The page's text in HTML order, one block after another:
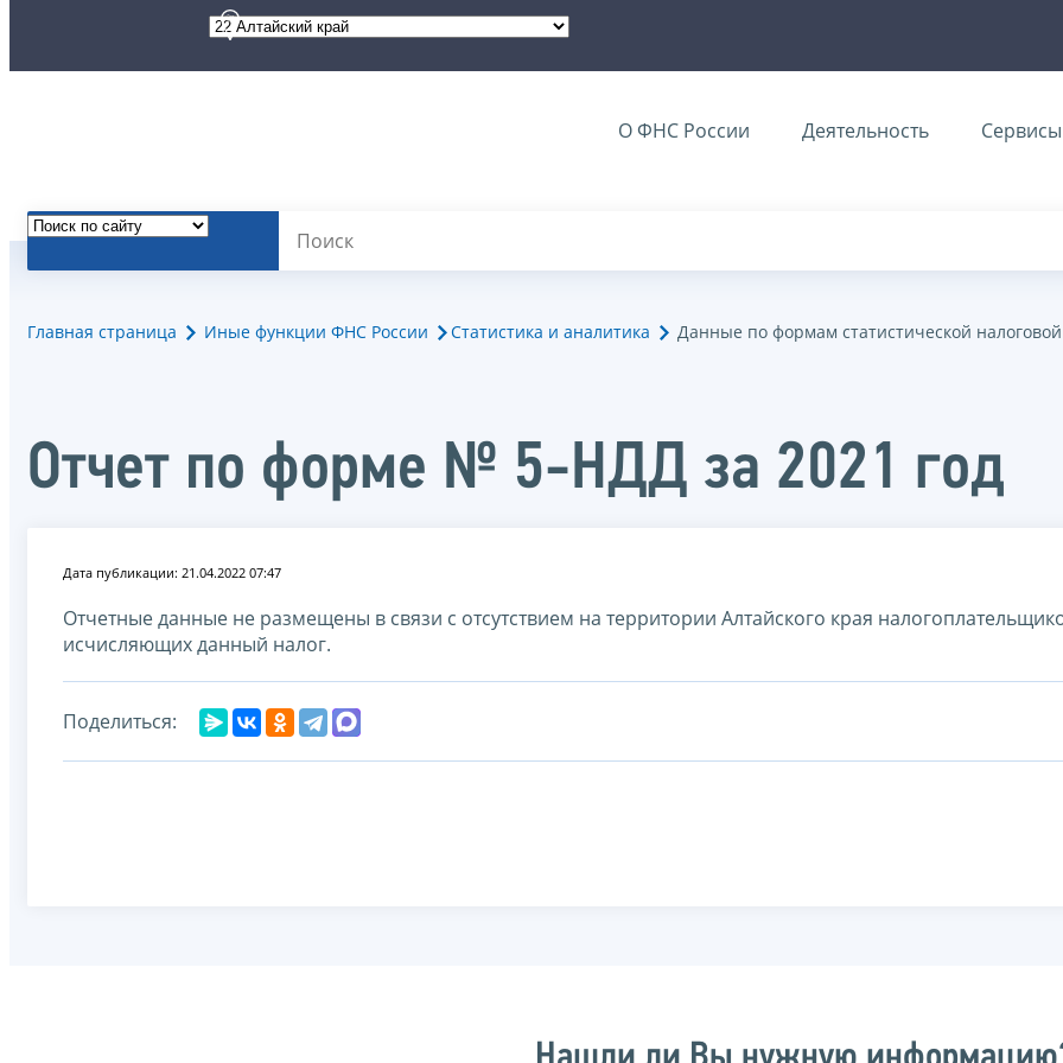
О ФНС России Деятельность Сервисы
Главная страница Иные функции ФНС России Статистика и аналитика Данные по формам статистической
Отчет по форме № 5-НДД за 2021 год
Дата публикации: 21.04.2022 07:47
Отчетные данные не размещены в связи с отсутствием на территории Алтайского края
исчисляющих данный налог.
Поделиться: